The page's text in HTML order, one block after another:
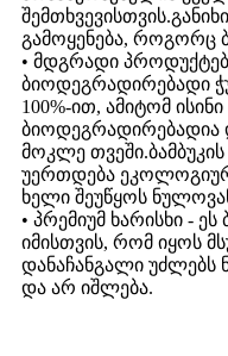
გამოყენება, როგორც
• მდგრადი
ბიოდეგრადირებადი
100%-ით, ამიტომ
ბიოდეგრადირებადია
მოკლე
უერთდება
ხელი შეუწყოს
• პრემიუმ ხარისხი -
იმისთვის, რომ იყოს
დანაჩანგალი უძლებს
და არ იშლება.